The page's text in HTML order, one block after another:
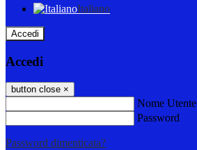
Italiano
Accedi
Accedi
button close ×
Nome Utente
Password
Password dimenticata?